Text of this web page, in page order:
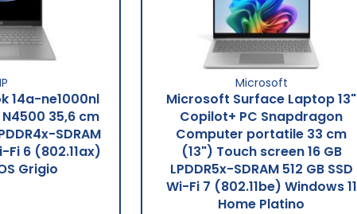
14a-ne1000nl
35,6 cm
SDRAM
Fi 6 (802.11ax)
Grigio
Microsoft
Microsoft Surface Laptop 13"
Copilot+ PC Snapdragon
Computer portatile 33 cm
(13") Touch screen 16 GB
LPDDR5x-SDRAM 512 GB SSD
Wi-Fi 7 (802.11be) Windows 11
Home Platino